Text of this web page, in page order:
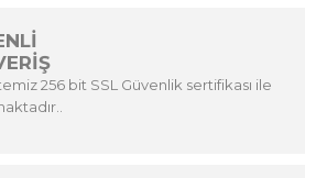
256 bit SSL Güvenlik sertifikası ile